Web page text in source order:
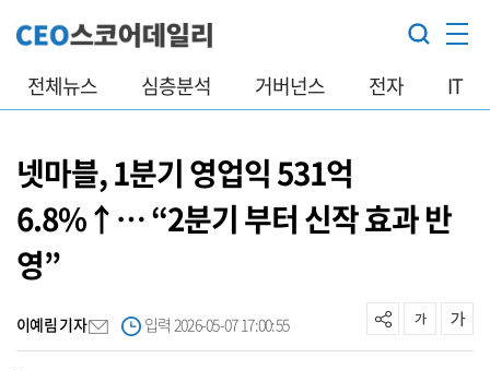
전체뉴스 심층분석 거버넌스 전자 IT
넷마블, 1분기 영업익 531억
6.8%↑… “2분기 부터 신작 효과 반
영”
이예림 기자 입력 2026-05-07 17:00:55